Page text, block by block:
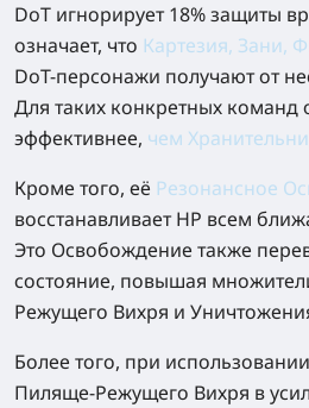
DoT игнорирует 18% защиты
означает, что Картезия, Зани,
DoT-персонажи получают от
Для таких конкретных команд
эффективнее, чем
Кроме того, её Резонансное
восстанавливает HP всем
Это Освобождение также
состояние, повышая
Режущего Вихря и
Более того, при
Пиляще-Режущего Вихря в